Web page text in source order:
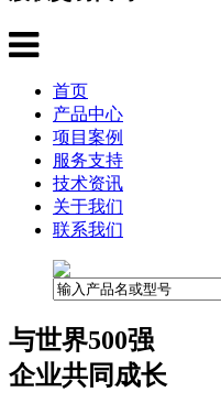
首页
产品中心
项目案例
服务支持
技术资讯
关于我们
联系我们
与世界500强
企业共同成长